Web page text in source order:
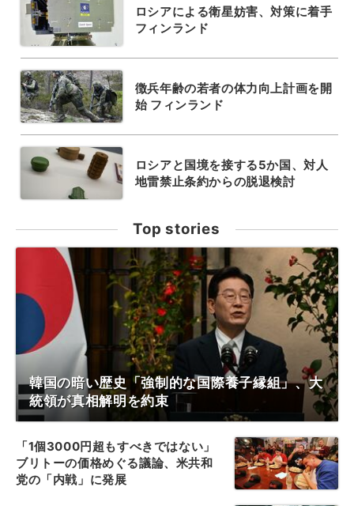
ロシアによる衛星妨害、対策に着手
フィンランド
徴兵年齢の若者の体力向上計画を開
始 フィンランド
ロシアと国境を接する5か国、対人
地雷禁止条約からの脱退検討
Top stories
韓国の暗い歴史「強制的な国際養子縁組」、大
統領が真相解明を約束
「1個3000円超もすべきではない」
ブリトーの価格めぐる議論、米共和
党の「内戦」に発展